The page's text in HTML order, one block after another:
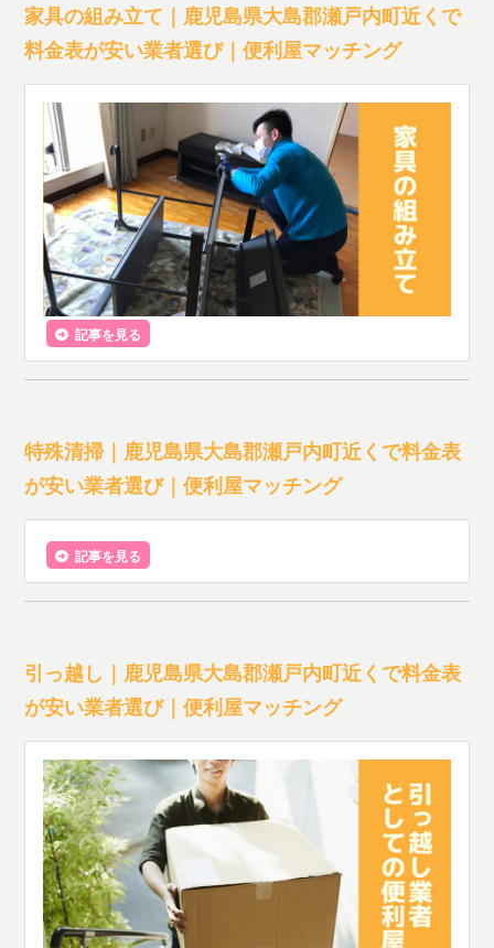
家具の組み立て｜鹿児島県大島郡瀬戸内町近くで
料金表が安い業者選び｜便利屋マッチング
記事を見る
特殊清掃｜鹿児島県大島郡瀬戸内町近くで料金表
が安い業者選び｜便利屋マッチング
記事を見る
引っ越し｜鹿児島県大島郡瀬戸内町近くで料金表
が安い業者選び｜便利屋マッチング